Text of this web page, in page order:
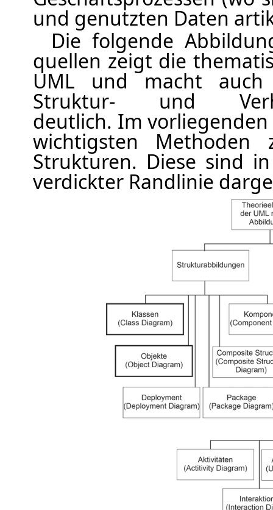
und genutzten Daten
Die folgende
quellen zeigt die
UML und macht
Struktur- und
deutlich. Im
wichtigsten Methoden
Strukturen. Diese sind
verdickter Randlinie